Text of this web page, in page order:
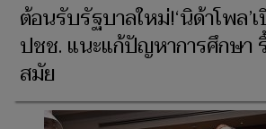
ต้อนรับรัฐบาลใหม่!‘นิด้าโพล’
ปชช. แนะแก้ปัญหาการศึกษา
สมัย